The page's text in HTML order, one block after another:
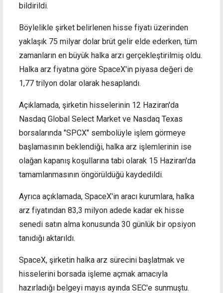
bildirildi.
Böylelikle şirket belirlenen hisse fiyatı üzerinden
yaklaşık 75 milyar dolar brüt gelir elde ederken, tüm
zamanların en büyük halka arzı gerçekleştirilmiş oldu.
Halka arz fiyatına göre SpaceX'in piyasa değeri de
1,77 trilyon dolar olarak hesaplandı.
Açıklamada, şirketin hisselerinin 12 Haziran'da
Nasdaq Global Select Market ve Nasdaq Texas
borsalarında "SPCX" sembolüyle işlem görmeye
başlamasının beklendiği, halka arz işlemlerinin ise
olağan kapanış koşullarına tabi olarak 15 Haziran'da
tamamlanmasının öngörüldüğü kaydedildi.
Ayrıca açıklamada, SpaceX'in aracı kurumlara, halka
arz fiyatından 83,3 milyon adede kadar ek hisse
senedi satın alma konusunda 30 günlük bir opsiyon
tanıdığı aktarıldı.
SpaceX, şirketin halka arz sürecini başlatmak ve
hisselerini borsada işleme açmak amacıyla
hazırladığı belgeyi mayıs ayında SEC'e sunmuştu.